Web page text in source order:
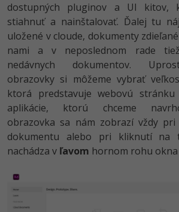
dostupných pluginov a UI kitov,
stiahnuť a nainštalovať. Ďalej tu
uložené v cloude, dokumenty
nami a v neposlednom rade
nedávnych dokumentov.
obrazovky si môžeme vybrať
ktorá predstavuje webovú
aplikácie, ktorú chceme
obrazovka sa nám zobrazí vždy
dokumentu alebo pri kliknutí na
nachádza v ľavom hornom rohu okna